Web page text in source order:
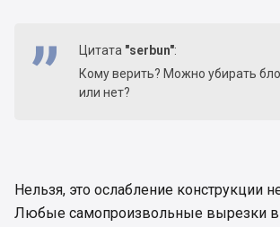
Цитата "serbun":
Кому верить? Можно убирать
или нет?
Нельзя, это ослабление конструкции
Любые самопроизвольные вырезки в